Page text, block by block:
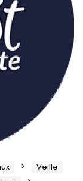
Veille